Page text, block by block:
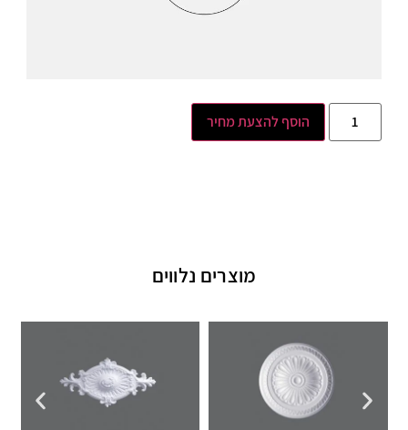
הוסף להצעת מחיר
מוצרים נלווים